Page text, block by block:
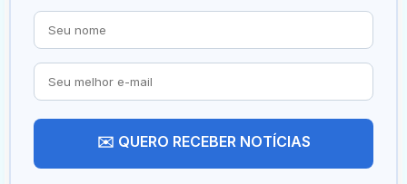
✉️ QUERO RECEBER NOTÍCIAS